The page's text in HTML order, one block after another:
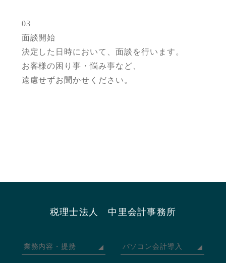
03
面談開始
決定した日時において、面談を行います。
お客様の困り事・悩み事など、
遠慮せずお聞かせください。
税理士法人 中里会計事務所
業務内容・提携 パソコン会計導入